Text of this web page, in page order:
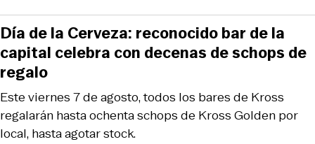
Este viernes 7 de agosto, todos los bares de Kross
regalarán hasta ochenta schops de Kross Golden por
local, hasta agotar stock.
Día de la Cerveza: reconocido bar de la
capital celebra con decenas de schops de
regalo